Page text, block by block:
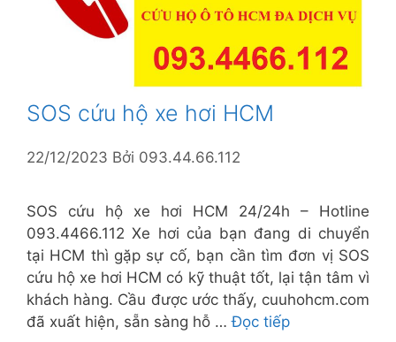
SOS cứu hộ xe hơi HCM
22/12/2023 Bởi 093.44.66.112
SOS cứu hộ xe hơi HCM 24/24h – Hotline
093.4466.112 Xe hơi của bạn đang di chuyển
tại HCM thì gặp sự cố, bạn cần tìm đơn vị SOS
cứu hộ xe hơi HCM có kỹ thuật tốt, lại tận tâm vì
khách hàng. Cầu được ước thấy, cuuhohcm.com
đã xuất hiện, sẵn sàng hỗ …Đọc tiếp